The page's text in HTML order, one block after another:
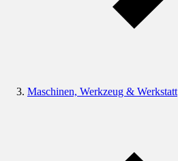
Maschinen, Werkzeug & Werkstatt